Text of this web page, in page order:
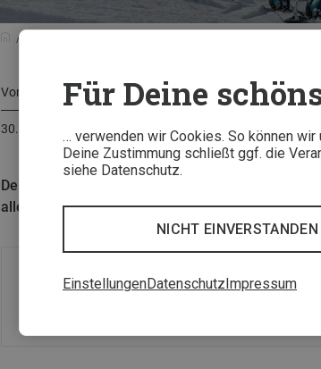
Für Deine
… verwenden wir Cookies. So können
Deine Zustimmung schließt ggf. die
siehe Datenschutz.
NICHT EINVERSTANDEN
EinstellungenDatenschutzImpressum
Von Bergzeit Team
30. Dezember 2025
Dein Skiurlaub ist gebucht und Du stehst voller
alles, was Du zum Skifahren und für die